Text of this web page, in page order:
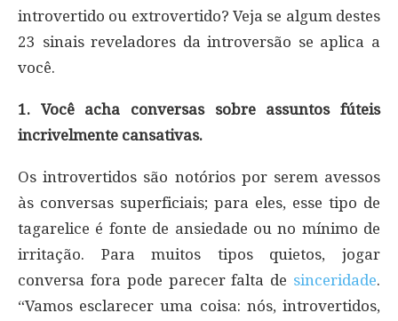
introvertido ou extrovertido? Veja se algum destes
23 sinais reveladores da introversão se aplica a
você.
1. Você acha conversas sobre assuntos fúteis
incrivelmente cansativas.
Os introvertidos são notórios por serem avessos
às conversas superficiais; para eles, esse tipo de
tagarelice é fonte de ansiedade ou no mínimo de
irritação. Para muitos tipos quietos, jogar
conversa fora pode parecer falta de sinceridade.
“Vamos esclarecer uma coisa: nós, introvertidos,